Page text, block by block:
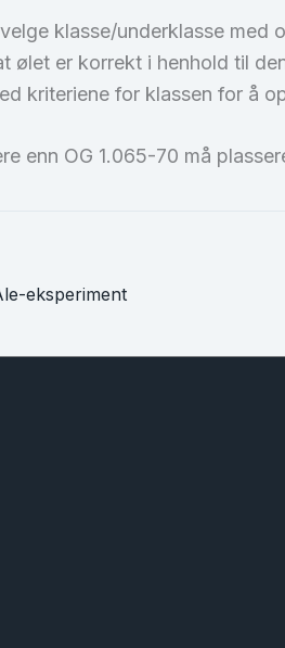
klasse/underklasse med
ølet er korrekt i henhold til
kriteriene for klassen for å
enn OG 1.065-70 må
eksperiment